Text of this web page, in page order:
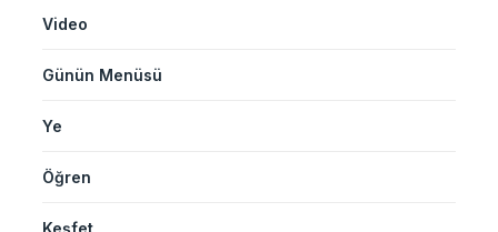
Video
Günün Menüsü
Ye
Öğren
Keşfet